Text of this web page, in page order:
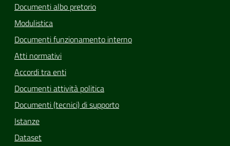
Documenti albo pretorio
Modulistica
Documenti funzionamento interno
Atti normativi
Accordi tra enti
Documenti attività politica
Documenti (tecnici) di supporto
Istanze
Dataset